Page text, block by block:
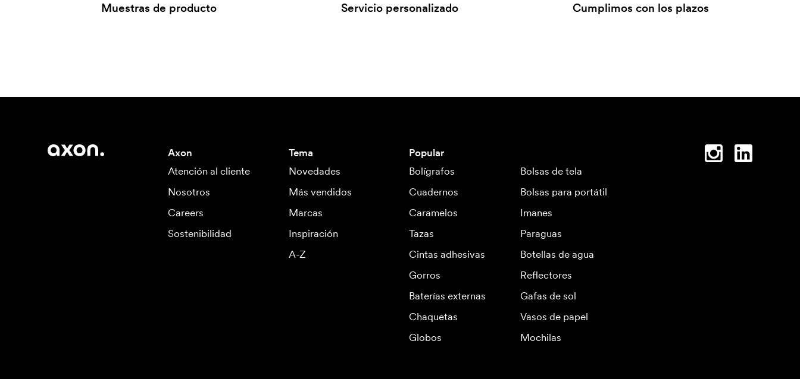
Muestras de producto Servicio personalizado Cumplimos con los plazos
Axon
Atención al cliente
Nosotros
Careers
Sostenibilidad
Tema
Novedades
Más vendidos
Marcas
Inspiración
A-Z
Popular
Bolígrafos
Bolsas de tela
Cuadernos
Bolsas para portátil
Caramelos
Imanes
Tazas
Paraguas
Cintas adhesivas
Botellas de agua
Gorros
Reflectores
Baterías externas
Gafas de sol
Chaquetas
Vasos de papel
Globos
Mochilas